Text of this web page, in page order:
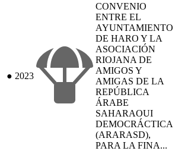
● 2023
CONVENIO
ENTRE EL
AYUNTAMIENTO
DE HARO Y LA
ASOCIACIÓN
RIOJANA DE
AMIGOS Y
AMIGAS DE LA
REPÚBLICA
ÁRABE
SAHARAOUI
DEMOCRÁCTICA
(ARARASD),
PARA LA FINA...